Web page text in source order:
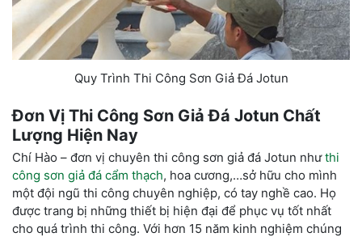
Quy Trình Thi Công Sơn Giả Đá Jotun
Đơn Vị Thi Công Sơn Giả Đá Jotun Chất
Lượng Hiện Nay
Chí Hào – đơn vị chuyên thi công sơn giả đá Jotun nhưthi
công sơn giả đá cẩm thạch, hoa cương,…sở hữu cho mình
một đội ngũ thi công chuyên nghiệp, có tay nghề cao. Họ
được trang bị những thiết bị hiện đại để phục vụ tốt nhất
cho quá trình thi công. Với hơn 15 năm kinh nghiệm chúng